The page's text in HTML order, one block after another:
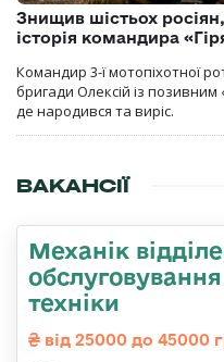
Знищив шістьох
історія командира
Командир 3-ї мотопіхотної
бригади Олексій із
де народився та виріс.
ВАКАНСІЇ
Механік
техніки
від 25000 до 45000